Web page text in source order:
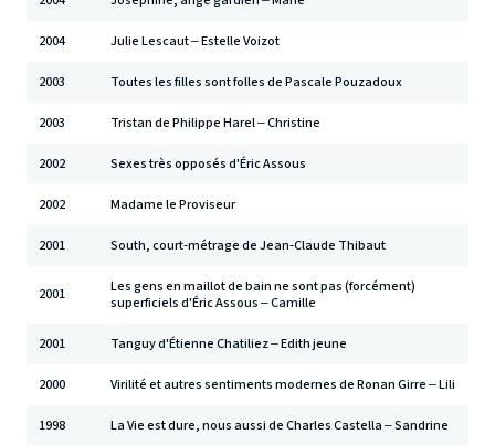
2004 Julie Lescaut – Estelle Voizot
2003 Toutes les filles sont folles de Pascale Pouzadoux
2003 Tristan de Philippe Harel – Christine
2002 Sexes très opposés d'Éric Assous
2002 Madame le Proviseur
2001 South, court-métrage de Jean-Claude Thibaut
2001
Les gens en maillot de bain ne sont pas (forcément)
superficiels d'Éric Assous – Camille
2001 Tanguy d'Étienne Chatiliez – Edith jeune
2000 Virilité et autres sentiments modernes de Ronan Girre – Lili
1998 La Vie est dure, nous aussi de Charles Castella – Sandrine